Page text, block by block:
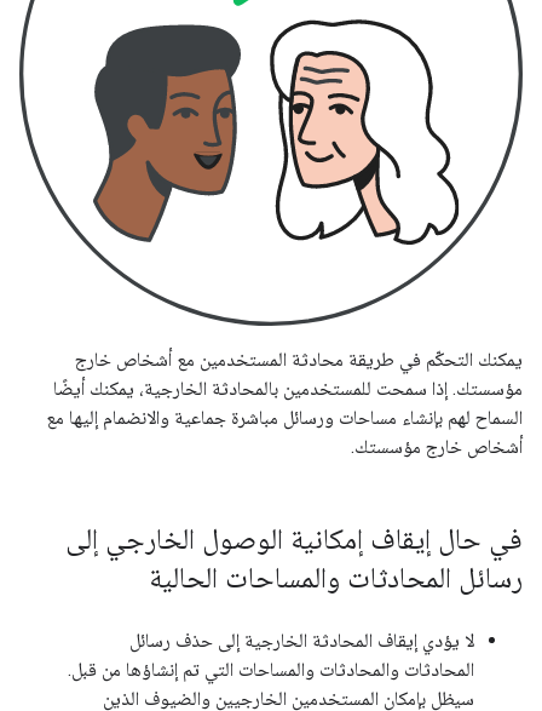
يمكنك التحكّم في طريقة محادثة المستخدمين مع أشخاص خارج
مؤسستك. إذا سمحت للمستخدمين بالمحادثة الخارجية، يمكنك أيضًا
السماح لهم بإنشاء مساحات ورسائل مباشرة جماعية والانضمام إليها مع
أشخاص خارج مؤسستك.
في حال إيقاف إمكانية الوصول الخارجي إلى
رسائل المحادثات والمساحات الحالية
لا يؤدي إيقاف المحادثة الخارجية إلى حذف رسائل
المحادثات والمحادثات والمساحات التي تم إنشاؤها من قبل.
سيظل بإمكان المستخدمين الخارجيين والضيوف الذين